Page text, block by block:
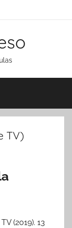
TV)
(2019). 13